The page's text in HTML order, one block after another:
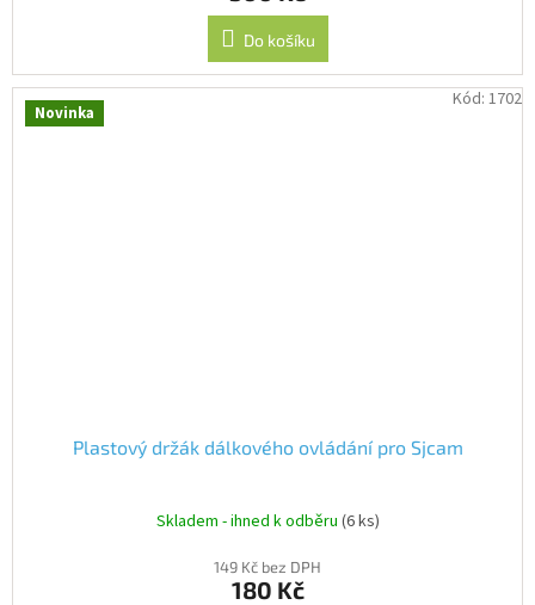
Do košíku
Novinka
Plastový držák dálkového ovládání pro Sjcam
Skladem - ihned k odběru (6 ks)
149 Kč bez DPH
180 Kč
Kód: 1702